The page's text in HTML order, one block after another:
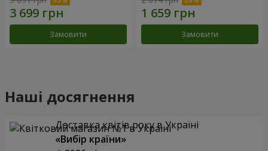
Замовити Замовити
Наші досягнення
Доставка квітів року в Україні
«Вибір країни»